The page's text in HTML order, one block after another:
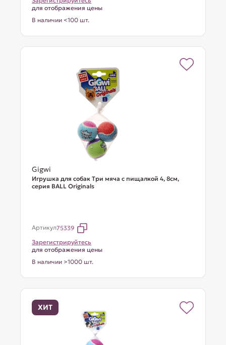
для отображения цены
В наличии <100 шт.
Gigwi
Игрушка для собак Три мяча с пищалкой 4, 8см,
серия BALL Originals
Артикул75339
Зарегистрируйтесь
для отображения цены
В наличии >1000 шт.
ХИТ